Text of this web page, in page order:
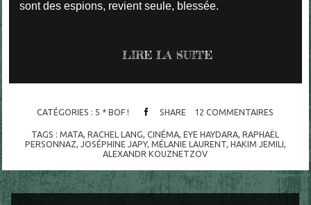
sont des espions, revient seule, blessée.
LIRE LA SUITE
CATÉGORIES : 5 * BOF ! SHARE 12 COMMENTAIRES
TAGS :MATA,RACHEL LANG,CINÉMA,EYE HAYDARA,RAPHAËL
PERSONNAZ, JOSÉPHINE JAPY, MÉLANIE LAURENT, HAKIM JEMILI,
ALEXANDR KOUZNETZOV